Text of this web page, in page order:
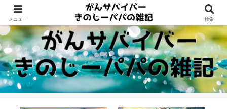
Dreams beyond 60s
メニュー 検索